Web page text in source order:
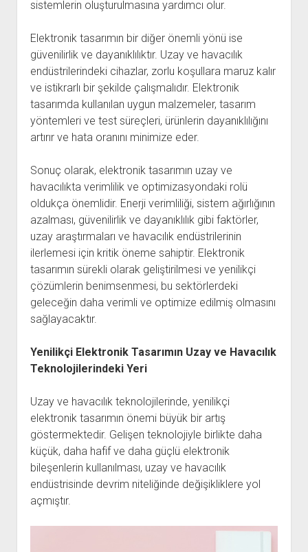
sistemlerin oluşturulmasına yardımcı olur.
Elektronik tasarımın bir diğer önemli yönü ise
güvenilirlik ve dayanıklılıktır. Uzay ve havacılık
endüstrilerindeki cihazlar, zorlu koşullara maruz kalır
ve istikrarlı bir şekilde çalışmalıdır. Elektronik
tasarımda kullanılan uygun malzemeler, tasarım
yöntemleri ve test süreçleri, ürünlerin dayanıklılığını
artırır ve hata oranını minimize eder.
Sonuç olarak, elektronik tasarımın uzay ve
havacılıkta verimlilik ve optimizasyondaki rolü
oldukça önemlidir. Enerji verimliliği, sistem ağırlığının
azalması, güvenilirlik ve dayanıklılık gibi faktörler,
uzay araştırmaları ve havacılık endüstrilerinin
ilerlemesi için kritik öneme sahiptir. Elektronik
tasarımın sürekli olarak geliştirilmesi ve yenilikçi
çözümlerin benimsenmesi, bu sektörlerdeki
geleceğin daha verimli ve optimize edilmiş olmasını
sağlayacaktır.
Yenilikçi Elektronik Tasarımın Uzay ve Havacılık
Teknolojilerindeki Yeri
Uzay ve havacılık teknolojilerinde, yenilikçi
elektronik tasarımın önemi büyük bir artış
göstermektedir. Gelişen teknolojiyle birlikte daha
küçük, daha hafif ve daha güçlü elektronik
bileşenlerin kullanılması, uzay ve havacılık
endüstrisinde devrim niteliğinde değişikliklere yol
açmıştır.